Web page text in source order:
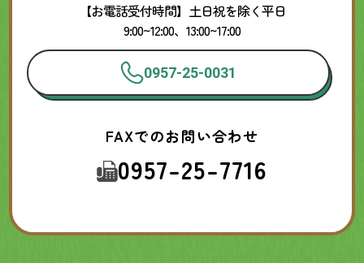
【お電話受付時間】土日祝を除く平日
9:00~12:00、13:00~17:00
0957-25-0031
FAXでのお問い合わせ
0957-25-7716